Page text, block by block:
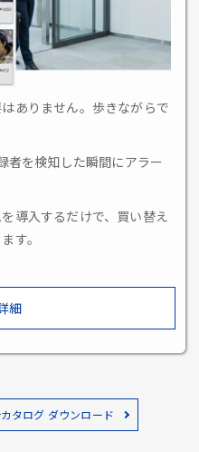
ありません。歩きながらで
者を検知した瞬間にアラー
導入するだけで、買い替え
す。
細
タログ ダウンロード